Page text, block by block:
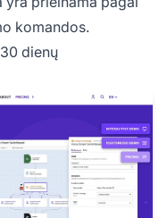
komandos.
dienų